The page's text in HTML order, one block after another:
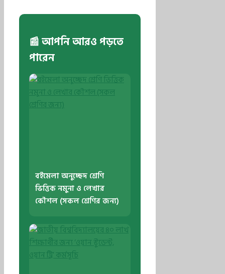
📰 আপনি আরও পড়তে
পারেন
বইমেলা অনুচ্ছেদ শ্রেণি
ভিত্তিক নমুনা ও লেখার
কৌশল (সকল শ্রেণির জন্য)